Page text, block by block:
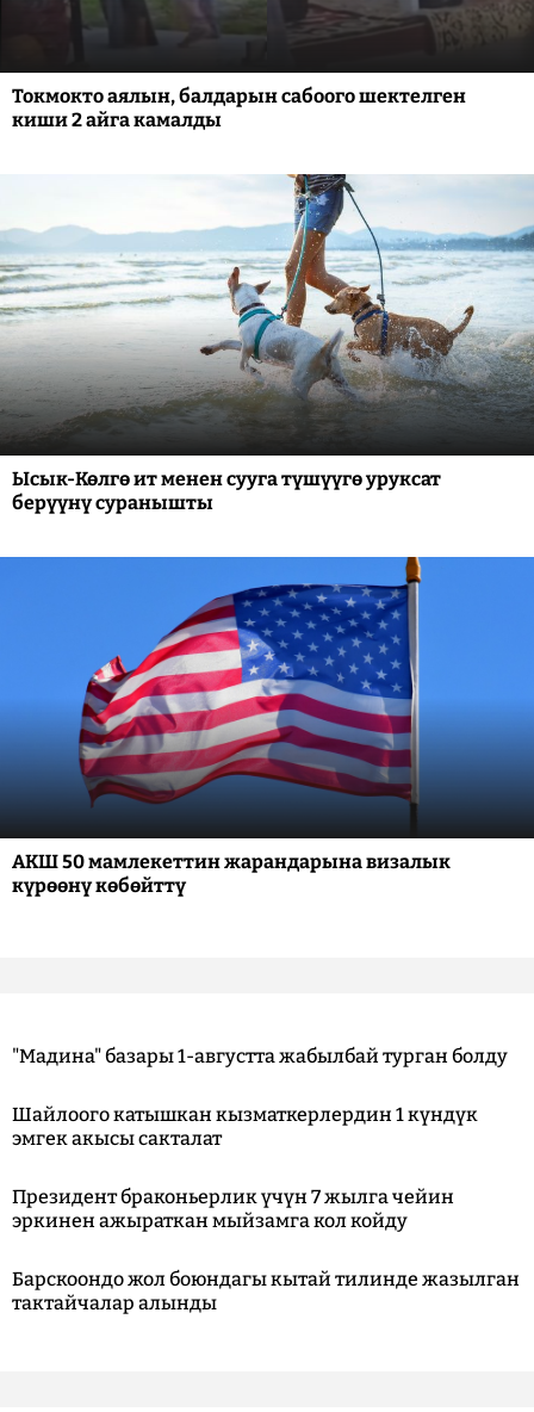
Токмокто аялын, балдарын сабоого шектелген
киши 2 айга камалды
Ысык-Көлгө ит менен сууга түшүүгө уруксат
берүүнү суранышты
АКШ 50 мамлекеттин жарандарына визалык
күрөөнү көбөйттү
"Мадина" базары 1-августта жабылбай турган болду
Шайлоого катышкан кызматкерлердин 1 күндүк
эмгек акысы сакталат
Президент браконьерлик үчүн 7 жылга чейин
эркинен ажыраткан мыйзамга кол койду
Барскоондо жол боюндагы кытай тилинде жазылган
тактайчалар алынды